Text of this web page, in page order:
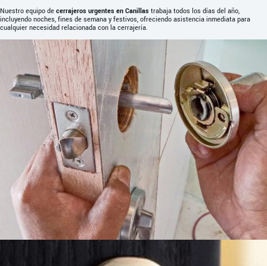
Nuestro equipo de cerrajeros urgentes en Canillas trabaja todos los días del año,
incluyendo noches, fines de semana y festivos, ofreciendo asistencia inmediata para
cualquier necesidad relacionada con la cerrajería.